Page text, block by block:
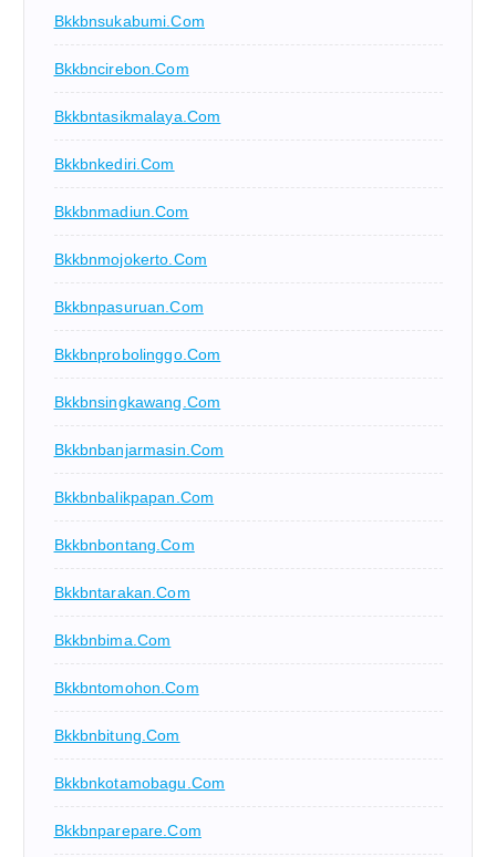
Bkkbnsukabumi.com
Bkkbncirebon.com
Bkkbntasikmalaya.com
Bkkbnkediri.com
Bkkbnmadiun.com
Bkkbnmojokerto.com
Bkkbnpasuruan.com
Bkkbnprobolinggo.com
Bkkbnsingkawang.com
Bkkbnbanjarmasin.com
Bkkbnbalikpapan.com
Bkkbnbontang.com
Bkkbntarakan.com
Bkkbnbima.com
Bkkbntomohon.com
Bkkbnbitung.com
Bkkbnkotamobagu.com
Bkkbnparepare.com